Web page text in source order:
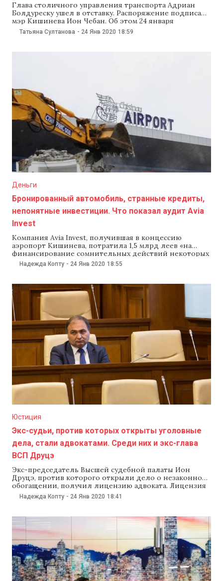
Глава столичного управления транспорта Адриан
Болдуреску ушел в отставку. Распоряжение подписал
мэр Кишинева Ион Чебан. Об этом 24 января
сообщила пресс-служба мэрии Кишинева. Вместо
Болдуреску исполнять обязанности руководителя
Болдуреску занимал должность главы транспортного
Татьяна Султанова - 24 Янв 2020 18:59
Деньги
Бронированный автомобиль, странные кредиты,
непонятные инвестиции. Что показал аудит Avia
Invest
Компания Avia Invest, получившая в концессию
аэропорт Кишинева, потратила 1,5 млрд леев «на
финансирование сомнительных действий некоторых
лиц». NM рассказывает, что еще выявил финансовый
аудит Avia Invest, о результатах которого сообщили 24
например, компания купила за 9,2 млн леев
бронированный автомобиль, которым ни разу
Надежда Копту - 24 Янв 2020 18:55
Юстиция
Экс-судьи, против которых открыты уголовные
дела, стали адвокатами. Среди них и экс-глава
ВСП Друцэ
Экс-председатель Высшей судебной палаты Ион
Друцэ, против которого открыли дело о незаконном
обогащении, получил лицензию адвоката. Лицензия
стоит 100 тыс. леев. NM рассказывает, кто еще из
бывших судей, фигурирующих в уголовных делах,
председатель Высшей судебной палаты Ион Друцэ, на
которого завели уголовное о незаконном
обогащении,
Надежда Копту - 24 Янв 2020 18:41